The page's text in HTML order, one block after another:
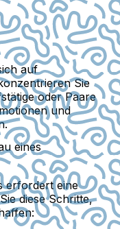
auf
Sie
oder Paare
und
eines
erfordert eine
diese Schritte,